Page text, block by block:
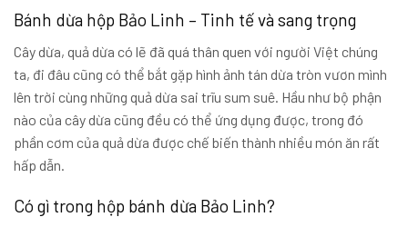
Bánh dừa hộp Bảo Linh – Tinh tế và sang trọng
Cây dừa, quả dừa có lẽ đã quá thân quen với người Việt chúng
ta, đi đâu cũng có thể bắt gặp hình ảnh tán dừa tròn vươn mình
lên trời cùng những quả dừa sai trĩu sum suê. Hầu như bộ phận
nào của cây dừa cũng đều có thể ứng dụng được, trong đó
phần cơm của quả dừa được chế biến thành nhiều món ăn rất
hấp dẫn.
Có gì trong hộp bánh dừa Bảo Linh?